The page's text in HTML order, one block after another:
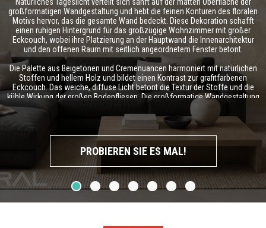
Natürliches Tageslicht verteilt sich sanft auf der matten Oberfläche der
großformatigen Wandgestaltung und hebt die feinen Konturen des floralen
Motivs hervor, das die gesamte Wand bedeckt. Diese Dekoration schafft
einen ruhigen Hintergrund für das großzügige Wohnzimmer mit großer
Eckcouch, wobei ihre Platzierung an der Hauptwand die Innenarchitektur
und den offenen Raum mit seitlich angeordnetem Fenster betont.
Die Palette aus Beigetönen und Cremenuancen harmoniert mit natürlichen
Stoffen und hellem Holz und bildet einen Kontrast zur grafitfarbenen
Eckcouch. Das weiche, diffuse Licht betont die Textur der Stoffe und die
kühle Wirkung der großen Bodenfliesen. Die großformatige Wandgestaltung
verleiht räumliche Tiefe, ohne zu dominieren, weshalb sie sich gut mit
minimalistischen Möbeln und zurückhaltender Dekoration kombinieren
lässt, um Frische und Harmonie im Arrangement zu bewahren.
PROBIEREN SIE ES MAL!